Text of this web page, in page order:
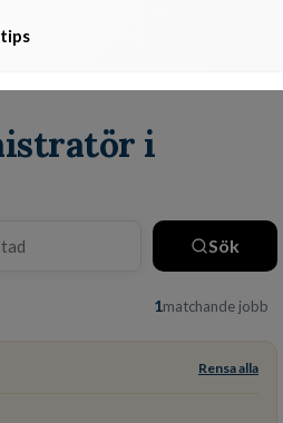
i
Sök
1matchande jobb
Rensa alla